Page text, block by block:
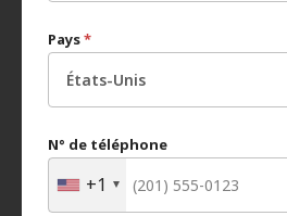
Pays*
N° de téléphone
+1